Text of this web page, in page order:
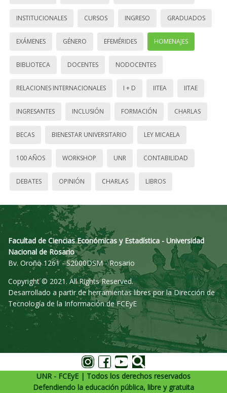
INSTITUCIONALES CURSOS INGRESO GRADUADOS
EXÁMENES GÉNERO EFEMÉRIDES HOMENAJES
BIBLIOTECA DOCENTES NODOCENTES
RELACIONES INTERNACIONALES I + D IITEA IITAE
INGRESANTES INCLUSIÓN FORMACIÓN CHARLAS
BECAS BIENESTAR UNIVERSITARIO LEY MICAELA
100 AÑOS WORKSHOP UNR CONTABILIDAD
DEBATES OPINIÓN CHARLAS LIBROS
Facultad de Ciencias Económicas y Estadística - Universidad
Nacional de Rosario
Bv. Oroño 1261 - S2000DSM - Rosario
Copyright © 2021. All Rights Reserved.
Desarrollado a partir de herramientas libres por la Dirección de
Tecnología de la Información de FCEyE
UNR - FCEyE | Todos los derechos reservados
Defendiendo la educación pública, libre y gratuita